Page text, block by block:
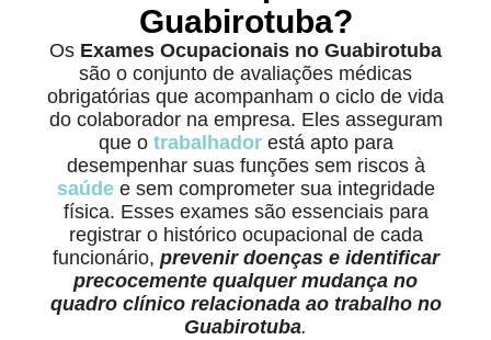
Guabirotuba?
Os Exames Ocupacionais no Guabirotuba
são o conjunto de avaliações médicas
obrigatórias que acompanham o ciclo de vida
do colaborador na empresa. Eles asseguram
que o trabalhador está apto para
desempenhar suas funções sem riscos à
saúde e sem comprometer sua integridade
física. Esses exames são essenciais para
registrar o histórico ocupacional de cada
funcionário, prevenir doenças e identificar
precocemente qualquer mudança no
quadro clínico relacionada ao trabalho no
Guabirotuba.